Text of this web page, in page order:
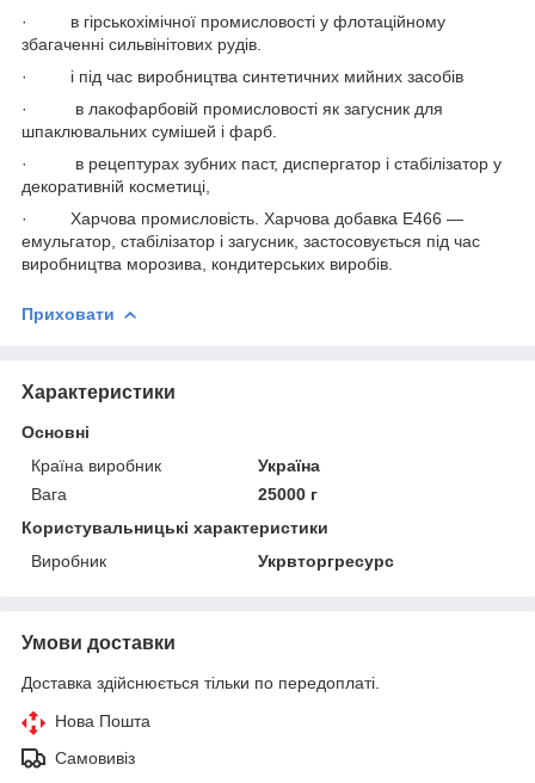
· в гірськохімічної промисловості у флотаційному
збагаченні сильвінітових рудів.
· і під час виробництва синтетичних мийних засобів
· в лакофарбовій промисловості як загусник для
шпаклювальних сумішей і фарб.
· в рецептурах зубних паст, диспергатор і стабілізатор у
декоративній косметиці,
· Харчова промисловість. Харчова добавка Е466 —
емульгатор, стабілізатор і загусник, застосовується під час
виробництва морозива, кондитерських виробів.
Приховати
Характеристики
Основні
Країна виробник
Україна
Вага
25000 г
Користувальницькі характеристики
Виробник
Укрвторгресурс
Умови доставки
Доставка здійснюється тільки по передоплаті.
Нова Пошта
Самовивіз